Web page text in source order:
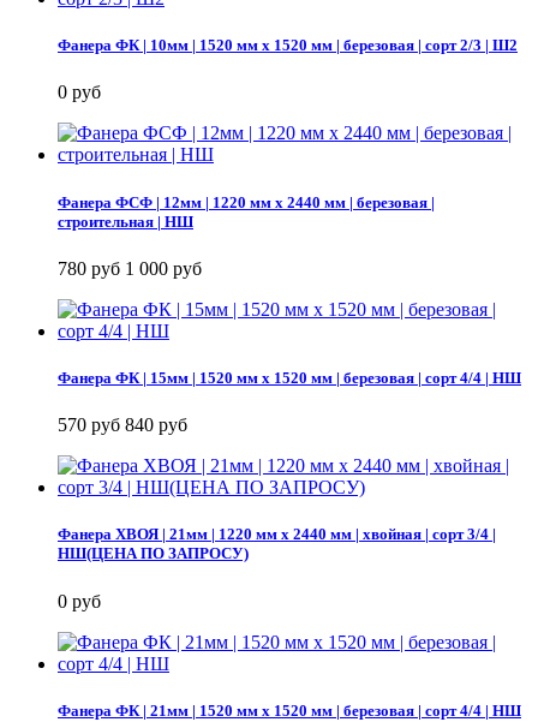
Фанера ФК | 10мм | 1520 мм х 1520 мм | березовая | сорт 2/3 | Ш2
0 руб
Фанера ФСФ | 12мм | 1220 мм х 2440 мм | березовая |
строительная | НШ
780 руб 1 000 руб
Фанера ФК | 15мм | 1520 мм х 1520 мм | березовая | сорт 4/4 | НШ
570 руб 840 руб
Фанера ХВОЯ | 21мм | 1220 мм х 2440 мм | хвойная | сорт 3/4 |
НШ(ЦЕНА ПО ЗАПРОСУ)
0 руб
Фанера ФК | 21мм | 1520 мм х 1520 мм | березовая | сорт 4/4 | НШ